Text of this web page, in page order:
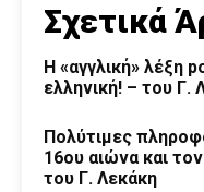
Σχετικά
Η «αγγλική» λέξη
ελληνική! – του Γ.
Πολύτιμες
16ου αιώνα και
του Γ. Λεκάκη